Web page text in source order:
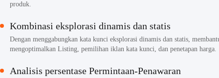
produk.
Kombinasi eksplorasi dinamis dan statis
Dengan menggabungkan kata kunci eksplorasi dinamis dan statis,
mengoptimalkan Listing, pemilihan iklan kata kunci, dan penetapan harga.
Analisis persentase Permintaan-Penawaran